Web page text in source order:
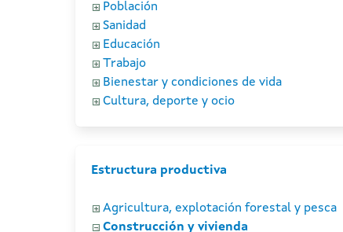
Población
Sanidad
Educación
Trabajo
Bienestar y condiciones de vida
Cultura, deporte y ocio
Estructura productiva
Agricultura, explotación forestal y pesca
Construcción y vivienda